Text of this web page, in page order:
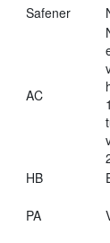
Safener
AC
HB
PA